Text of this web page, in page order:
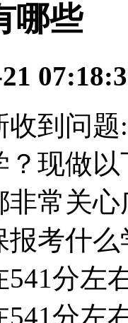
哪些
到问
现做
常关
报考什
分左
分左